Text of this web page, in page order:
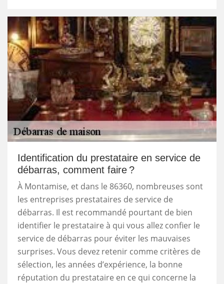
Identification du prestataire en service de
débarras, comment faire ?
À Montamise, et dans le 86360, nombreuses sont
les entreprises prestataires de service de
débarras. Il est recommandé pourtant de bien
identifier le prestataire à qui vous allez confier le
service de débarras pour éviter les mauvaises
surprises. Vous devez retenir comme critères de
sélection, les années d’expérience, la bonne
réputation du prestataire en ce qui concerne la